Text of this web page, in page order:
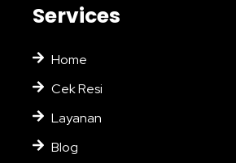
Services
Home
Cek Resi
Layanan
Blog